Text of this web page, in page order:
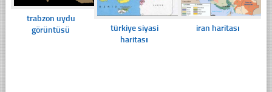
trabzon uydu
görüntüsü
türkiye siyasi
haritası
iran haritası